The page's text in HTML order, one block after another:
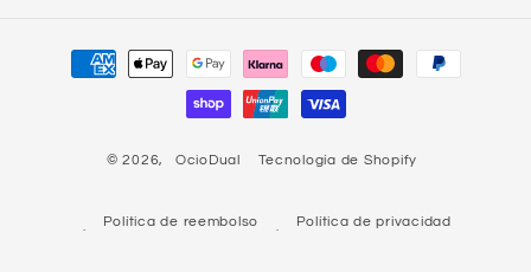
Formas
© 2026, OcioDual Tecnología de Shopify
Política de reembolso Política de privacidad